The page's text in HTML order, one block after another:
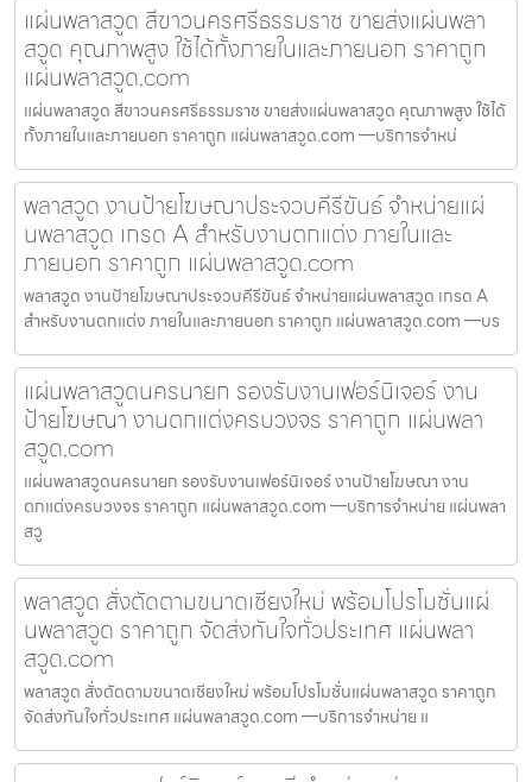
แผ่นพลาสวูด สีขาวนครศรีธรรมราช ขายส่งแผ่นพลา
สวูด คุณภาพสูง ใช้ได้ทั้งภายในและภายนอก ราคาถูก
แผ่นพลาสวูด.com
แผ่นพลาสวูด สีขาวนครศรีธรรมราช ขายส่งแผ่นพลาสวูด คุณภาพสูง ใช้ได้
ทั้งภายในและภายนอก ราคาถูก แผ่นพลาสวูด.com —บริการจำหน่
พลาสวูด งานป้ายโฆษณาประจวบคีรีขันธ์ จำหน่ายแผ่
นพลาสวูด เกรด A สำหรับงานตกแต่ง ภายในและ
ภายนอก ราคาถูก แผ่นพลาสวูด.com
พลาสวูด งานป้ายโฆษณาประจวบคีรีขันธ์ จำหน่ายแผ่นพลาสวูด เกรด A
สำหรับงานตกแต่ง ภายในและภายนอก ราคาถูก แผ่นพลาสวูด.com —บร
แผ่นพลาสวูดนครนายก รองรับงานเฟอร์นิเจอร์ งาน
ป้ายโฆษณา งานตกแต่งครบวงจร ราคาถูก แผ่นพลา
สวูด.com
แผ่นพลาสวูดนครนายก รองรับงานเฟอร์นิเจอร์ งานป้ายโฆษณา งาน
ตกแต่งครบวงจร ราคาถูก แผ่นพลาสวูด.com —บริการจำหน่าย แผ่นพลา
สวู
พลาสวูด สั่งตัดตามขนาดเชียงใหม่ พร้อมโปรโมชั่นแผ่
นพลาสวูด ราคาถูก จัดส่งทันใจทั่วประเทศ แผ่นพลา
สวูด.com
พลาสวูด สั่งตัดตามขนาดเชียงใหม่ พร้อมโปรโมชั่นแผ่นพลาสวูด ราคาถูก
จัดส่งทันใจทั่วประเทศ แผ่นพลาสวูด.com —บริการจำหน่าย แ